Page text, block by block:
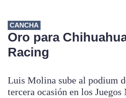
CANCHA
Oro para
Racing
Luis Molina sube al podium
tercera ocasión en los Juegos